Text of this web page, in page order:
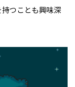
つことも興味深